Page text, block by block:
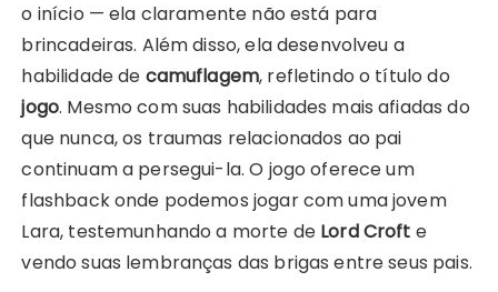
o início — ela claramente não está para
brincadeiras. Além disso, ela desenvolveu a
habilidade de camuflagem, refletindo o título do
jogo. Mesmo com suas habilidades mais afiadas do
que nunca, os traumas relacionados ao pai
continuam a persegui-la. O jogo oferece um
flashback onde podemos jogar com uma jovem
Lara, testemunhando a morte de Lord Croft e
vendo suas lembranças das brigas entre seus pais.